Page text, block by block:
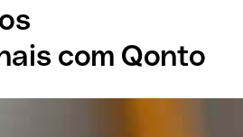
com Qonto